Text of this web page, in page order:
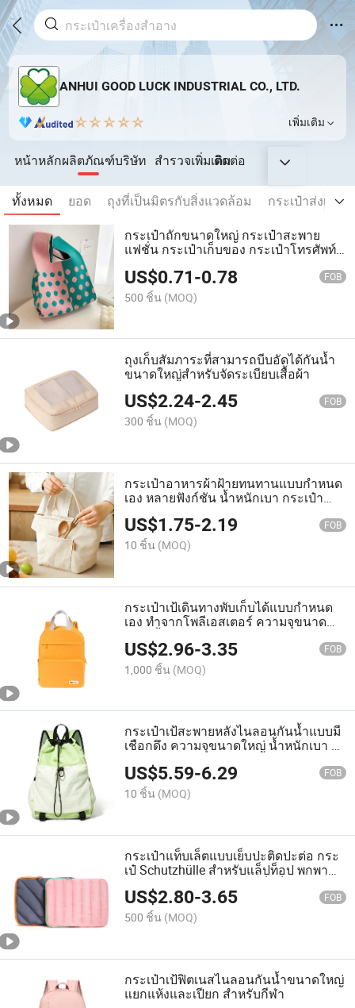
ANHUI GOOD LUCK INDUSTRIAL CO., LTD.
เพิ่มเติม
หน้าหลักผลิตภัณฑ์บริษัท สำรวจเพิ่มเติมติดต่อ
ทั้งหมด ยอด ถุงที่เป็นมิตรกับสิ่งแวดล้อม
กระเป๋าส่งเสริ
กระเป๋าถักขนาดใหญ่ กระเป๋าสะพาย
แฟชั่น กระเป๋าเก็บของ กระเป๋าโทรศัพท์
US$0.71-0.78 FOB
500 ชิ้น (MOQ)
ถุงเก็บสัมภาระที่สามารถบีบอัดได้กันน้ำ
ขนาดใหญ่สำหรับจัดระเบียบเสื้อผ้า
US$2.24-2.45 FOB
300 ชิ้น (MOQ)
กระเป๋าอาหารผ้าฝ้ายทนทานแบบกำหนด
เอง หลายฟังก์ชัน น้ำหนักเบา กระเป๋า
ปิกนิกพร้อมฟอยล์อลูมิเนียม
US$1.75-2.19 FOB
10 ชิ้น (MOQ)
กระเป๋าเป้เดินทางพับเก็บได้แบบกำหนด
เอง ทำจากโพลีเอสเตอร์ ความจุขนาด
US$2.96-3.35 FOB
1,000 ชิ้น (MOQ)
กระเป๋าเป้สะพายหลังไนลอนกันน้ำแบบมี
เชือกดึง ความจุขนาดใหญ่ น้ำหนักเบา มี
หลายช่องสำหรับใส่ของ สำหรับกีฬา
US$5.59-6.29 FOB
10 ชิ้น (MOQ)
กระเป๋าแท็บเล็ตแบบเย็บปะติดปะต่อ กระ
เป๋ Schutzhülle สำหรับแล็ปท็อป พกพา
สะดวก ซับในนุ่มป้องกันแล็ปท็อป
US$2.80-3.65 FOB
500 ชิ้น (MOQ)
กระเป๋าเป้ฟิตเนสไนลอนกันน้ำขนาดใหญ่
แยกแห้งและเปียก สำหรับกีฬา